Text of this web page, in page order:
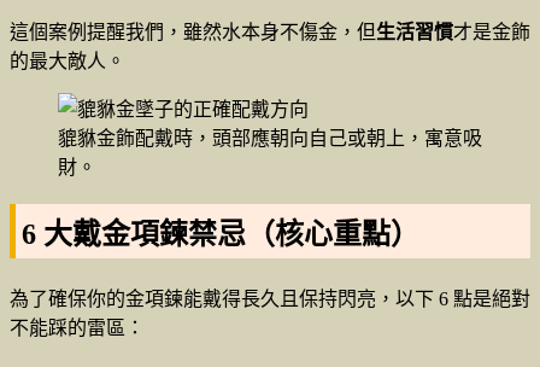
這個案例提醒我們，雖然水本身不傷金，但生活習慣才是金飾
的最大敵人。
貔貅金飾配戴時，頭部應朝向自己或朝上，寓意吸
財。
6 大戴金項鍊禁忌（核心重點）
為了確保你的金項鍊能戴得長久且保持閃亮，以下 6 點是絕對
不能踩的雷區：